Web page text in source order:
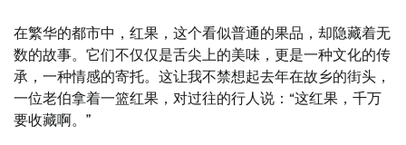
在繁华的都市中，红果，这个看似普通的果品，却隐藏着无
数的故事。它们不仅仅是舌尖上的美味，更是一种文化的传
承，一种情感的寄托。这让我不禁想起去年在故乡的街头，
一位老伯拿着一篮红果，对过往的行人说：“这红果，千万
要收藏啊。”